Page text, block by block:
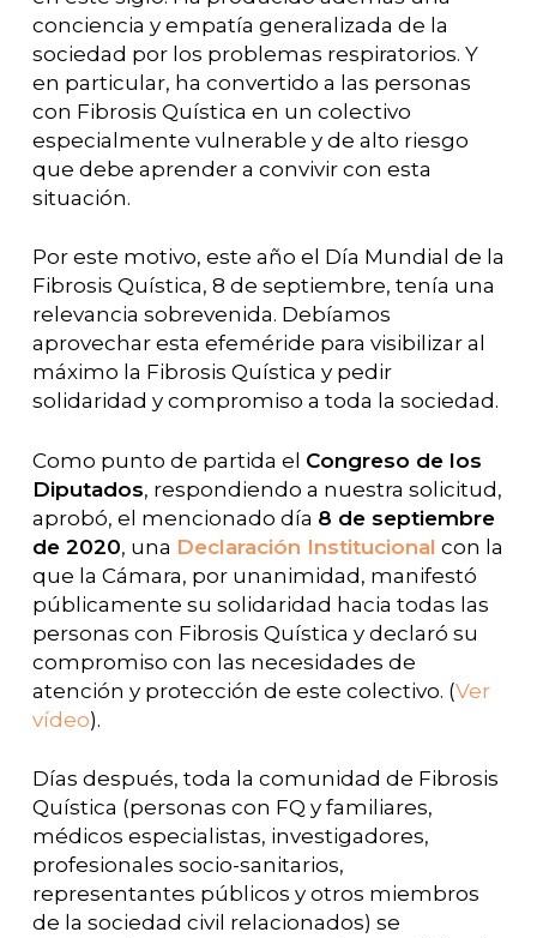
conciencia y empatía generalizada de la
sociedad por los problemas respiratorios. Y
en particular, ha convertido a las personas
con Fibrosis Quística en un colectivo
especialmente vulnerable y de alto riesgo
que debe aprender a convivir con esta
situación.
Por este motivo, este año el Día Mundial de la
Fibrosis Quística, 8 de septiembre, tenía una
relevancia sobrevenida. Debíamos
aprovechar esta efeméride para visibilizar al
máximo la Fibrosis Quística y pedir
solidaridad y compromiso a toda la sociedad.
Como punto de partida el Congreso de los
Diputados, respondiendo a nuestra solicitud,
aprobó, el mencionado día 8 de septiembre
de 2020, una Declaración Institucional con la
que la Cámara, por unanimidad, manifestó
públicamente su solidaridad hacia todas las
personas con Fibrosis Quística y declaró su
compromiso con las necesidades de
atención y protección de este colectivo. (Ver
vídeo).
Días después, toda la comunidad de Fibrosis
Quística (personas con FQ y familiares,
médicos especialistas, investigadores,
profesionales socio-sanitarios,
representantes públicos y otros miembros
de la sociedad civil relacionados) se